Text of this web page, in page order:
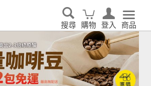
搜尋 購物 登入 商品
家電租賃65折優惠起 ▶了解更多